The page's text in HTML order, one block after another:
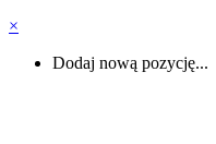
×
Dodaj nową pozycję...